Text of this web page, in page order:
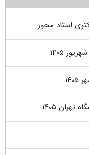
استاد محور
۱۴۰۵
۱۴۰۵